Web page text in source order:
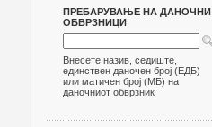
ПРЕБАРУВАЊЕ НА ДАНОЧНИ
ОБВРЗНИЦИ
Внесете назив, седиште,
единствен даночен број (ЕДБ)
или матичен број (МБ) на
даночниот обврзник